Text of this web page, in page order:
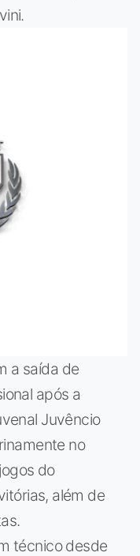
a saída de
após a
Juvêncio
no
do
além de
técnico desde